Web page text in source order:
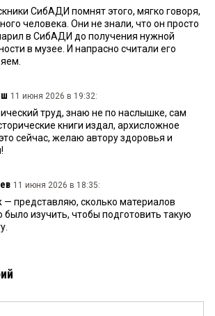
СибАДИ помнят этого, мягко говоря,
человека. Они не знали, что он просто
в СибАДИ до получения нужной
в музее. И напрасно считали его
11 июня 2026 в 19:32:
труд, знаю не по наслышке, сам
книги издал, архисложное
сейчас, желаю автору здоровья и
11 июня 2026 в 18:35:
представляю, сколько материалов
было изучить, чтобы подготовить такую